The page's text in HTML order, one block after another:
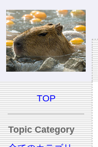
TOP
Topic Category